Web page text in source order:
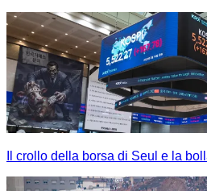
Il crollo della borsa di Seul e la